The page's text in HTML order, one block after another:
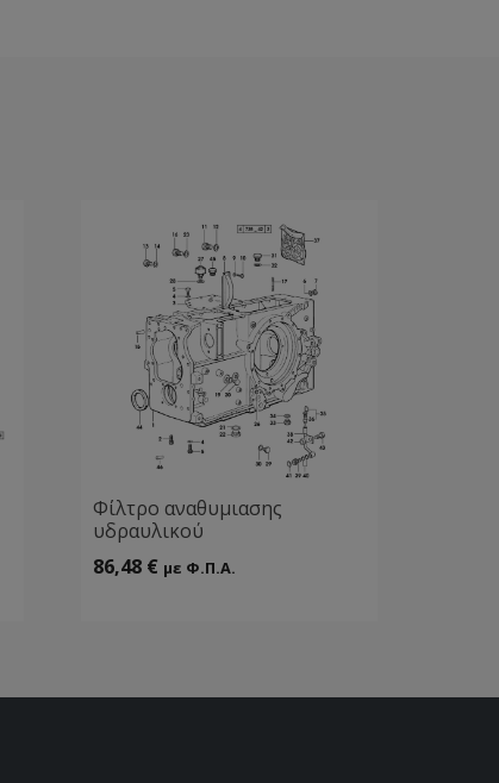
Φίλτρο αναθυμιασης
υδραυλικού
86,48 € με Φ.Π.Α.